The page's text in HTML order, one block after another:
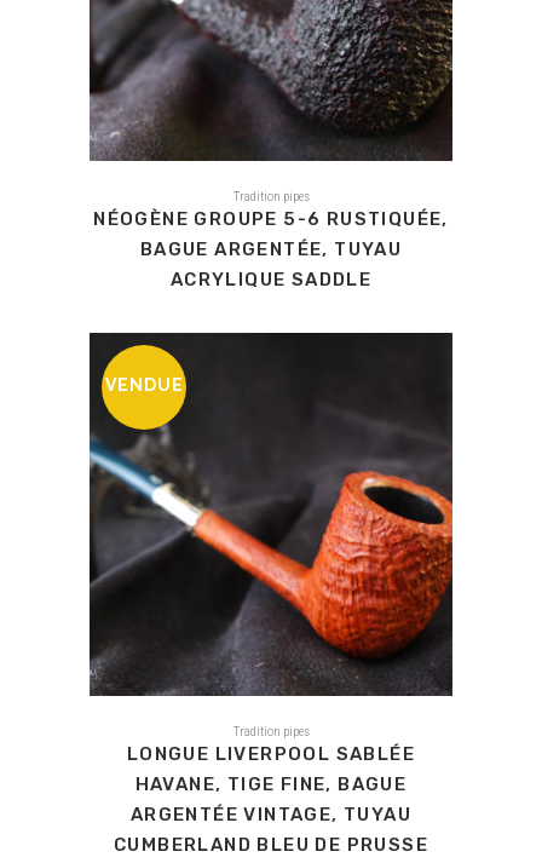
Tradition pipes
NÉOGÈNE GROUPE 5-6 RUSTIQUÉE,
BAGUE ARGENTÉE, TUYAU
ACRYLIQUE SADDLE
VENDUE
Tradition pipes
LONGUE LIVERPOOL SABLÉE
HAVANE, TIGE FINE, BAGUE
ARGENTÉE VINTAGE, TUYAU
CUMBERLAND BLEU DE PRUSSE